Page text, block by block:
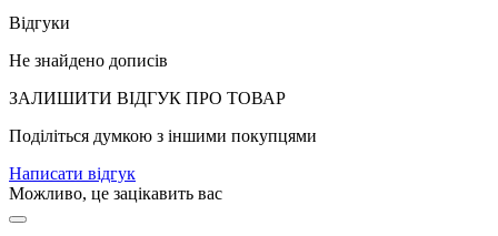
Відгуки
Не знайдено дописів
ЗАЛИШИТИ ВIДГУК ПРО ТОВАР
Поділіться думкою з іншими покупцями
Написати відгук
Можливо, це зацікавить вас